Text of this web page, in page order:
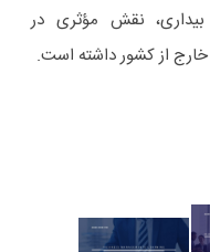
نقش مؤثری در
از کشور داشته است.